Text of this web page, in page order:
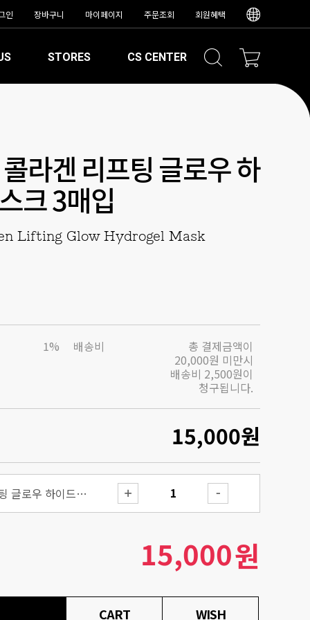
인 장바구니 마이페이지 주문조회 회원혜택
STORES CS CENTER
라겐 리프팅 글로우 하
크 3매입
Lifting Glow Hydrogel Mask
1% 배송비
총 결제금액이
20,000원 미만시
배송비 2,500원이
청구됩니다.
15,000원
더 펩타이드 콜라겐 리프팅 글로우 하이드로겔 마스크 3매입
15,000원
CART WISH